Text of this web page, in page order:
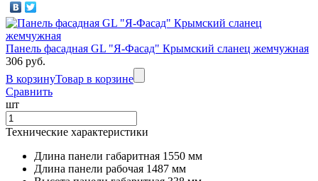
Золотой
песок
Katrilli
Кора
дерева
Панель фасадная GL "Я-Фасад" Крымский сланец жемчужная
306 руб.
В корзинуТовар в корзине
Сравнить
шт
Технические характеристики
Длина панели габаритная 1550 мм
Длина панели рабочая 1487 мм